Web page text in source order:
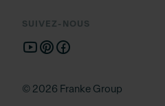
SUIVEZ-NOUS
© 2026 Franke Group